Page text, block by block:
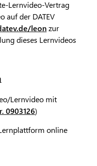
Lernvideo-Vertrag
auf der DATEV
leonzur
dieses Lernvideos
Lernvideo mit
0903126)
online